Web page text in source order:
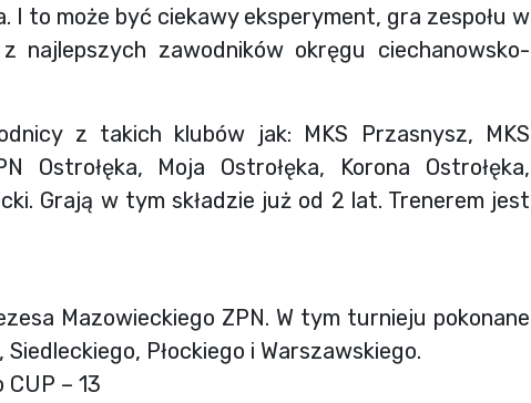
I to może być ciekawy eksperyment, gra zespołu w
najlepszych zawodników okręgu ciechanowsko-
z takich klubów jak: MKS Przasnysz, MKS
Ostrołęka, Moja Ostrołęka, Korona Ostrołęka,
Grają w tym składzie już od 2 lat. Trenerem jest
Mazowieckiego ZPN. W tym turnieju pokonane
Płockiego i Warszawskiego.
– 13